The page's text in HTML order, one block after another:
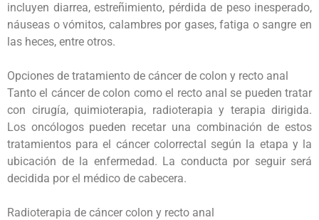
incluyen diarrea, estreñimiento, pérdida de peso inesperado,
náuseas o vómitos, calambres por gases, fatiga o sangre en
las heces, entre otros.
Opciones de tratamiento de cáncer de colon y recto anal
Tanto el cáncer de colon como el recto anal se pueden tratar
con cirugía, quimioterapia, radioterapia y terapia dirigida.
Los oncólogos pueden recetar una combinación de estos
tratamientos para el cáncer colorrectal según la etapa y la
ubicación de la enfermedad. La conducta por seguir será
decidida por el médico de cabecera.
Radioterapia de cáncer colon y recto anal